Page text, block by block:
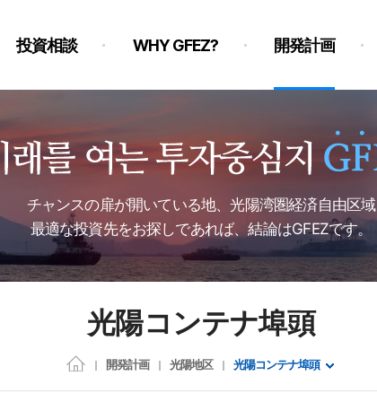
投資相談 WHY GFEZ? 開発計画
チャンスの扉が開いている地、光陽湾圏経済自由区域
最適な投資先をお探しであれば、結論はGFEZです。
光陽コンテナ埠頭
開発計画 光陽地区 光陽コンテナ埠頭